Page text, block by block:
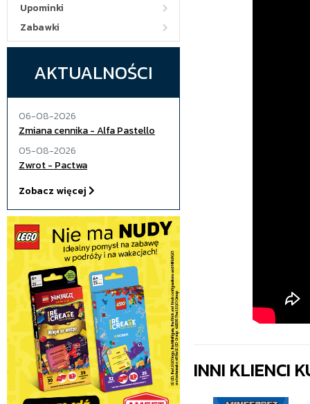
Upominki
Zabawki
AKTUALNOŚCI
06-08-2026
Zmiana cennika - Alfa Pastello
05-08-2026
Zwrot - Pactwa
Zobacz więcej
INNI KLIENCI